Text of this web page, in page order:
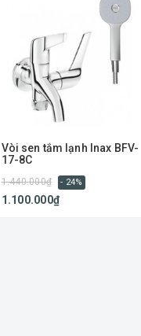
Vòi sen tắm lạnh Inax BFV-
17-8C
1.440.000₫ - 24%
1.100.000₫